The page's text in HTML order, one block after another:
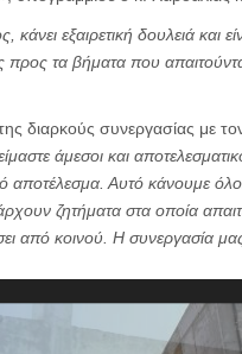
εξαιρετική δουλειά και
προς τα βήματα που
διαρκούς συνεργασίας με
άμεσοι και
αποτέλεσμα. Αυτό κάνουμε
ζητήματα στα οποία
από κοινού. Η συνεργασία μας